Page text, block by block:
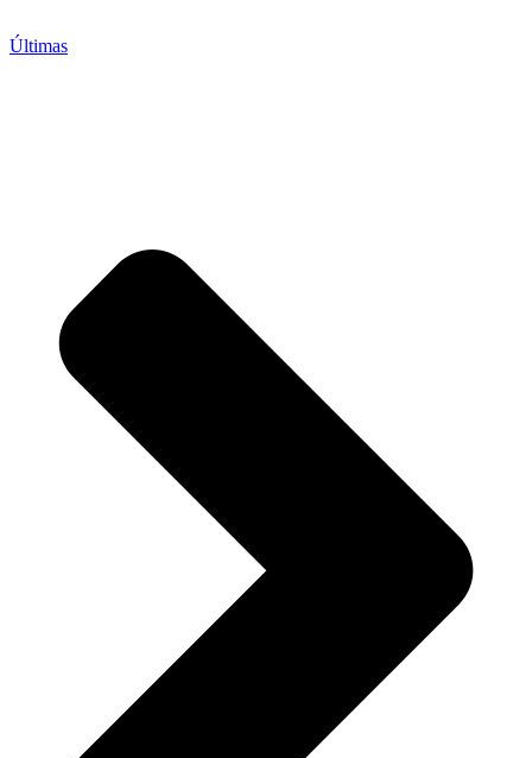
Últimas